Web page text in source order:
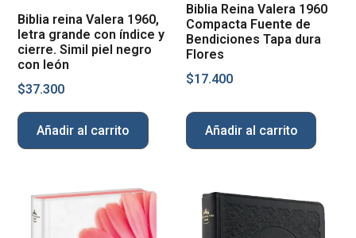
Biblia reina Valera 1960,
letra grande con índice y
cierre. Simil piel negro
con león
$37.300
Añadir al carrito
Biblia Reina Valera 1960
Compacta Fuente de
Bendiciones Tapa dura
Flores
$17.400
Añadir al carrito